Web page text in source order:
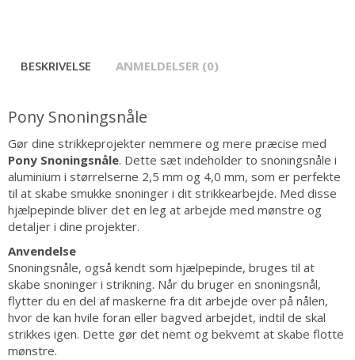
BESKRIVELSE ANMELDELSER (0)
Pony Snoningsnåle
Gør dine strikkeprojekter nemmere og mere præcise med
Pony Snoningsnåle. Dette sæt indeholder to snoningsnåle i
aluminium i størrelserne 2,5 mm og 4,0 mm, som er perfekte
til at skabe smukke snoninger i dit strikkearbejde. Med disse
hjælpepinde bliver det en leg at arbejde med mønstre og
detaljer i dine projekter.
Anvendelse
Snoningsnåle, også kendt som hjælpepinde, bruges til at
skabe snoninger i strikning. Når du bruger en snoningsnål,
flytter du en del af maskerne fra dit arbejde over på nålen,
hvor de kan hvile foran eller bagved arbejdet, indtil de skal
strikkes igen. Dette gør det nemt og bekvemt at skabe flotte
mønstre.